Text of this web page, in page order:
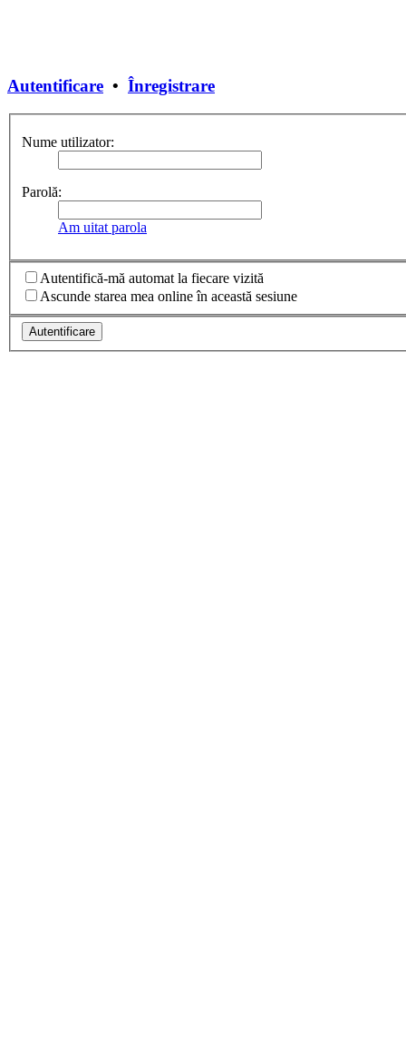
Autentificare • Înregistrare
Nume utilizator:
Parolă:
Am uitat parola
Autentifică-mă automat la fiecare vizită
Ascunde starea mea online în această sesiune